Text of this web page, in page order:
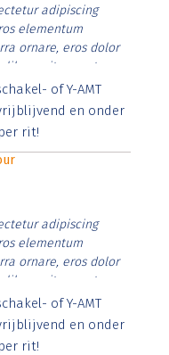
adipiscing
elementum
ornare, eros dolor
libero vitae erat.
id rutrum lorem
posuere.
of Y-AMT
en onder
rit!
adipiscing
elementum
ornare, eros dolor
libero vitae erat.
id rutrum lorem
posuere.
of Y-AMT
en onder
rit!